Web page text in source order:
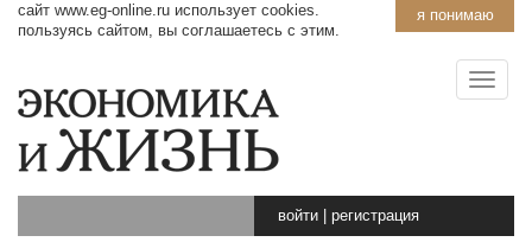
я понимаю
сайт www.eg-online.ru использует cookies.
пользуясь сайтом, вы соглашаетесь с этим.
войти регистрация